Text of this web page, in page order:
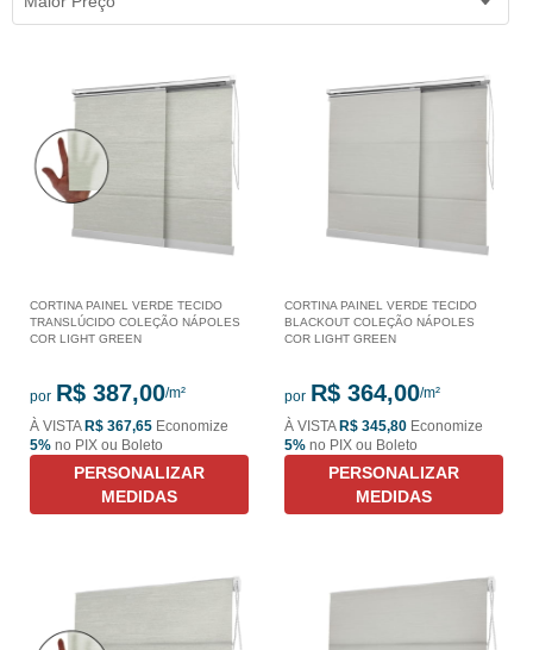
CORTINA PAINEL VERDE TECIDO
TRANSLÚCIDO COLEÇÃO NÁPOLES
COR LIGHT GREEN
por R$ 387,00
À VISTAR$ 367,65 Economize
5% no PIX ou Boleto
PERSONALIZAR
MEDIDAS
CORTINA PAINEL VERDE TECIDO
BLACKOUT COLEÇÃO NÁPOLES
COR LIGHT GREEN
por R$ 364,00
À VISTAR$ 345,80 Economize
5% no PIX ou Boleto
PERSONALIZAR
MEDIDAS